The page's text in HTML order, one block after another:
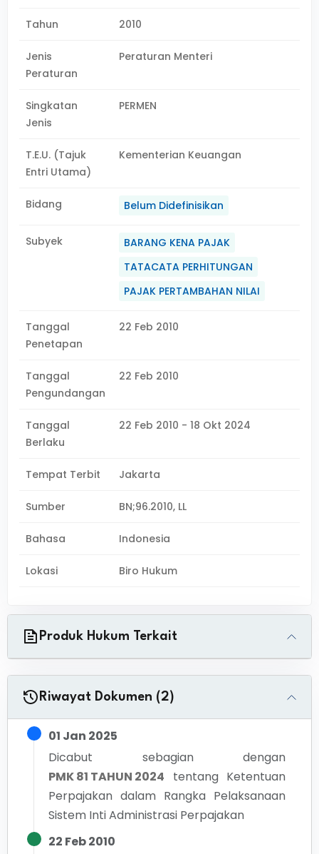
Tahun 2010
Jenis
Peraturan
Peraturan Menteri
Singkatan
Jenis
PERMEN
T.E.U. (Tajuk
Entri Utama)
Kementerian Keuangan
Bidang Belum Didefinisikan
Subyek
BARANG KENA PAJAK
TATACATA PERHITUNGAN
PAJAK PERTAMBAHAN NILAI
Tanggal
Penetapan
22 Feb 2010
Tanggal
Pengundangan
22 Feb 2010
Tanggal
Berlaku
22 Feb 2010 - 18 Okt 2024
Tempat Terbit Jakarta
Sumber BN;96.2010, LL
Bahasa Indonesia
Lokasi Biro Hukum
Produk Hukum Terkait
Riwayat Dokumen (2)
01 Jan 2025
Dicabut sebagian dengan
PMK 81 TAHUN 2024
tentang Ketentuan
Perpajakan dalam Rangka Pelaksanaan
Sistem Inti Administrasi Perpajakan
22 Feb 2010